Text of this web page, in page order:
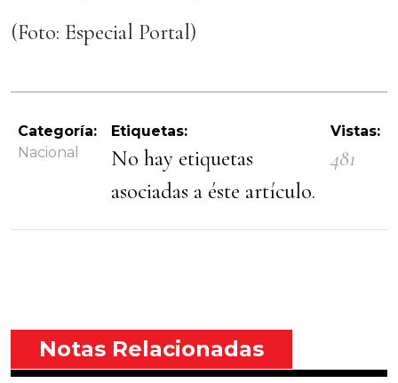
(Foto: Especial Portal)
Categoría:
Nacional
Etiquetas:
No hay etiquetas
asociadas a éste artículo.
Vistas:
481
Notas Relacionadas